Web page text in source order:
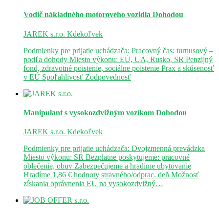
Vodič nákladného motorového vozidla Dohodou
JAREK s.r.o. Kdekoľvek
Podmienky pre prijatie uchádzača: Pracovný čas: turnusový –
podľa dohody Miesto výkonu: EÚ, UA, Rusko, SR Penzijný
fond, zdravotné poistenie, sociálne poistenie Prax a skúsenosť
v EÚ Spoľahlivosť Zodpovednosť
Manipulant s vysokozdvižným vozíkom Dohodou
JAREK s.r.o. Kdekoľvek
Podmienky pre prijatie uchádzača: Dvojzmenná prevádzka
Miesto výkonu: SR Bezplatne poskytujeme: pracovné
oblečenie, obuv Zabezpečujeme a hradíme ubytovanie
Hradíme 1,86 € hodnoty stravného/odprac. deň Možnosť
získania oprávnenia EU na vysokozdvižný…